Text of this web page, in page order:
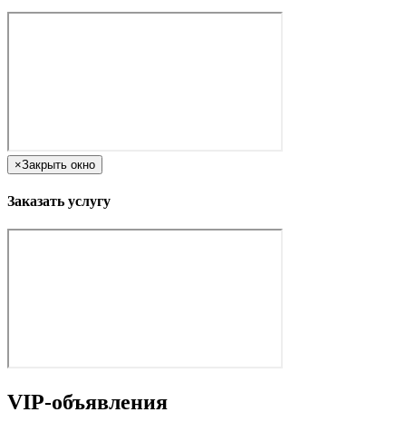
×Закрыть окно
Заказать услугу
VIP-объявления